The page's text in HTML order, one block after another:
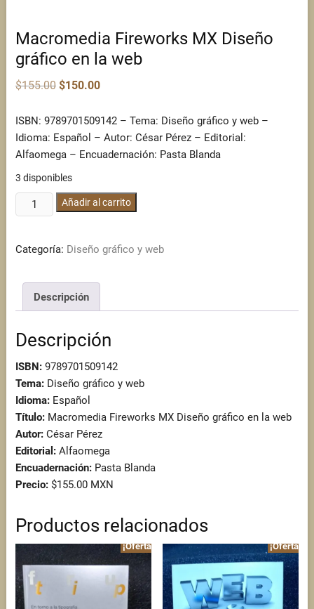
Macromedia Fireworks MX Diseño
gráfico en la web
$155.00 Original
price
$155.00.
$150.00Current
$150.00.
ISBN: 9789701509142 – Tema: Diseño gráfico y web –
Idioma: Español – Autor: César Pérez – Editorial:
Alfaomega – Encuadernación: Pasta Blanda
3 disponibles
Macromedia
Fireworks
Diseño
en
cantidad
Añadir al carrito
Categoría: Diseño gráfico y web
Descripción
Descripción
ISBN:9789701509142
Tema:Diseño gráfico y web
Idioma:Español
Título:Macromedia Fireworks MX Diseño gráfico en la web
Autor:César Pérez
Editorial:Alfaomega
Encuadernación:Pasta Blanda
Precio:$155.00 MXN
Productos relacionados
¡Oferta! ¡Oferta!